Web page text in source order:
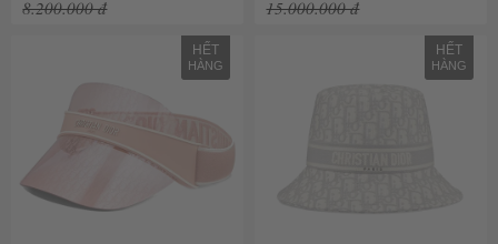
8.200.000 đ 15.000.000 đ
HẾT
HÀNG
HẾT
HÀNG